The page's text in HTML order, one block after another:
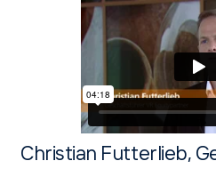
Christian Futterlieb,